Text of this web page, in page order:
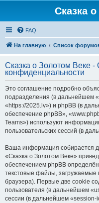
Сказка
FAQ
На главную Список
Сказка о Золотом Веке
конфиденциальности
Это соглашение подробно
подразделения (в дальнейшем
«https://2025.lv») и phpBB (в
обеспечение phpBB»,
Teams») используют
пользовательских сессий (в
Ваша информация собирается
«Сказка о Золотом Веке»
обеспечением phpBB
текстовые файлы,
браузера). Первые две cookie
пользователя (в дальнейшем
сессии (в дальнейшем «session-